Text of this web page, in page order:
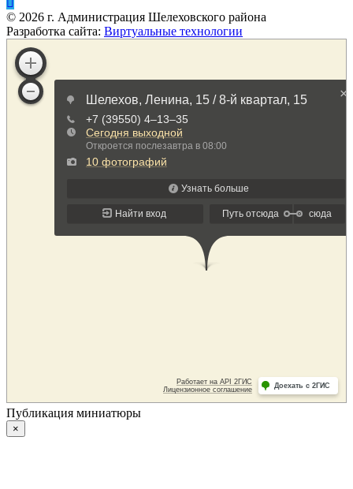
© 2026 г. Администрация Шелеховского района
Разработка сайта: Виртуальные технологии
Публикация миниатюры
×